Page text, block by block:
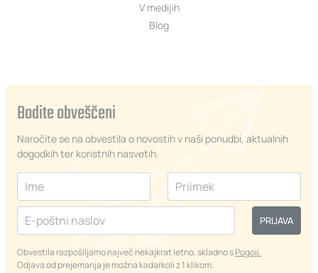
V medijih
Blog
Bodite obveščeni
Naročite se na obvestila o novostih v naši ponudbi, aktualnih
dogodkih ter koristnih nasvetih.
PRIJAVA
Obvestila razpošiljamo največ nekajkrat letno, skladno sPogoji.
Odjava od prejemanja je možna kadarkoli z 1 klikom.